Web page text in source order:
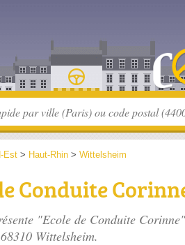
Est > Haut-Rhin > Wittelsheim
Conduite
"Ecole de Conduite
Wittelsheim.